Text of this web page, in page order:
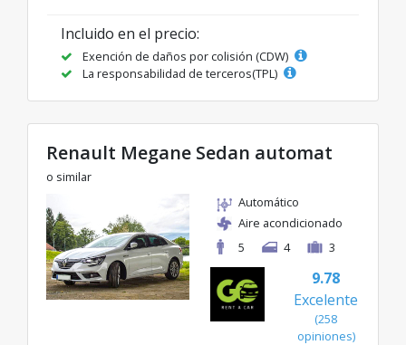
Incluido en el precio:
Exención de daños por colisión (CDW)
La responsabilidad de terceros(TPL)
Renault Megane Sedan automat
o similar
Automático
Aire acondicionado
5
4 3
9.78
Excelente
(258
opiniones)